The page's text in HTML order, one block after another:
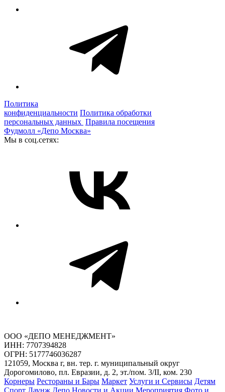
Политика
конфиденциальности Политика обработки
персональных данных Правила посещения
Фудмолл «Депо Москва»
Мы в соц.сетях:
ООО «ДЕПО МЕНЕДЖМЕНТ»
ИНН: 7707394828
ОГРН: 5177746036287
121059, Москва г, вн. тер. г. муниципальный округ
Дорогомилово, пл. Евразии, д. 2, эт./пом. 3/II, ком. 230
Корнеры Рестораны и Бары Маркет Услуги и Сервисы Детям
Спорт Лаунж Депо Новости и Акции Мероприятия Фото и